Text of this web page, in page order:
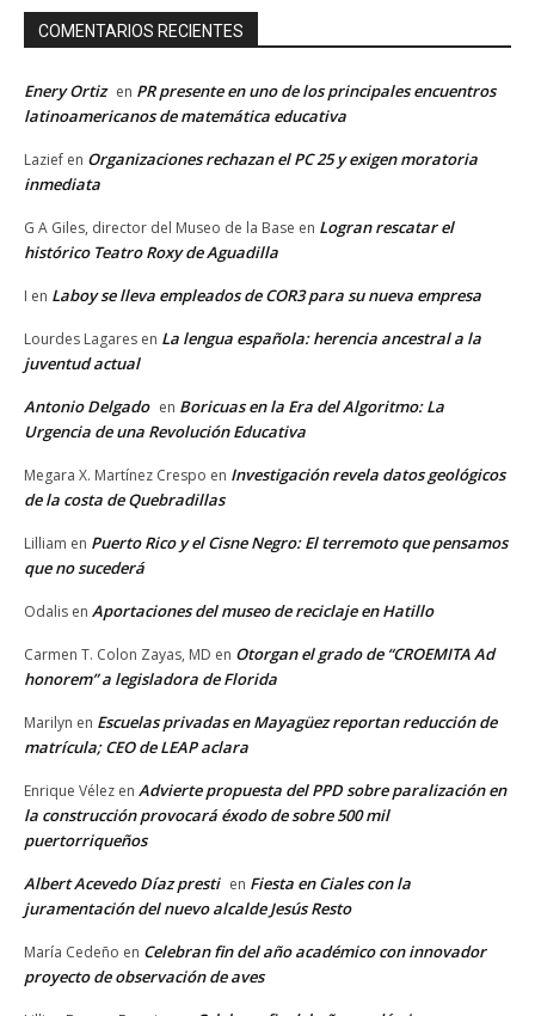
COMENTARIOS RECIENTES
Enery Ortiz en PR presente en uno de los principales encuentros
latinoamericanos de matemática educativa
Lazief en Organizaciones rechazan el PC 25 y exigen moratoria
inmediata
G A Giles, director del Museo de la Base en Logran rescatar el
histórico Teatro Roxy de Aguadilla
I en Laboy se lleva empleados de COR3 para su nueva empresa
Lourdes Lagares en La lengua española: herencia ancestral a la
juventud actual
Antonio Delgado en Boricuas en la Era del Algoritmo: La
Urgencia de una Revolución Educativa
Megara X. Martínez Crespo en Investigación revela datos geológicos
de la costa de Quebradillas
Lilliam en Puerto Rico y el Cisne Negro: El terremoto que pensamos
que no sucederá
Odalis en Aportaciones del museo de reciclaje en Hatillo
Carmen T. Colon Zayas, MD en Otorgan el grado de “CROEMITA Ad
honorem” a legisladora de Florida
Marilyn en Escuelas privadas en Mayagüez reportan reducción de
matrícula; CEO de LEAP aclara
Enrique Vélez en Advierte propuesta del PPD sobre paralización en
la construcción provocará éxodo de sobre 500 mil
puertorriqueños
Albert Acevedo Díaz presti en Fiesta en Ciales con la
juramentación del nuevo alcalde Jesús Resto
María Cedeño en Celebran fin del año académico con innovador
proyecto de observación de aves